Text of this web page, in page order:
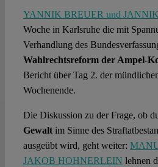
YANNIK BREUER und
Woche in Karlsruhe die mit
Verhandlung des
Wahlrechtsreform der Ampel-
Bericht über Tag 2. der
Wochenende.
Die Diskussion zu der Frage, ob
Gewaltim Sinne des
ausgeübt wird, geht weiter:
JAKOB HOHNERLEIN lehnen